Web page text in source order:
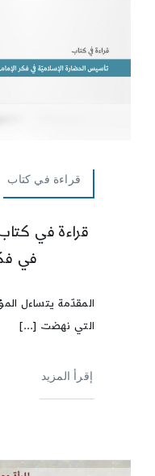
قراءة في كتاب
قراءة في
في
المقدّمة يتساءل
التي نهضت [...]
إقرأ المزيد